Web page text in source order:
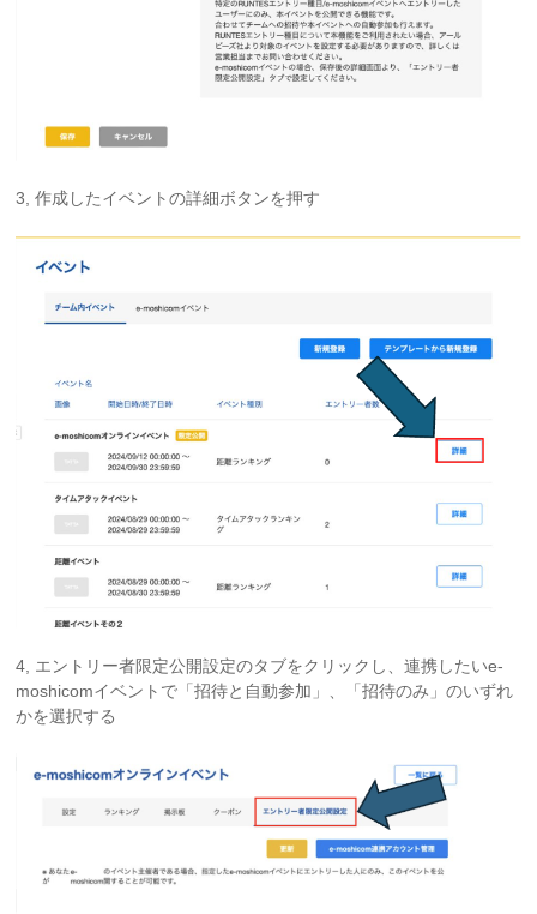
3, 作成したイベントの詳細ボタンを押す
4, エントリー者限定公開設定のタブをクリックし、連携したいe-
moshicomイベントで「招待と自動参加」、「招待のみ」のいずれ
かを選択する